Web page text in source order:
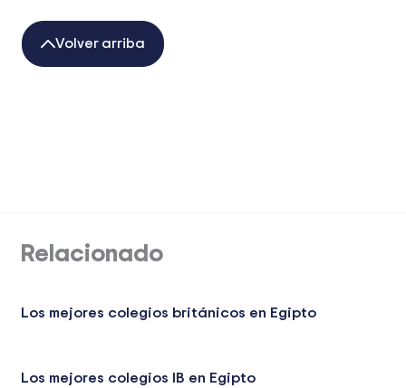
Volver arriba
Relacionado
Los mejores colegios británicos en Egipto
Los mejores colegios IB en Egipto